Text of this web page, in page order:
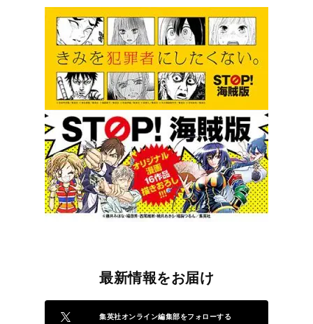
最新情報をお届け
集英社オンライン編集部をフォローする